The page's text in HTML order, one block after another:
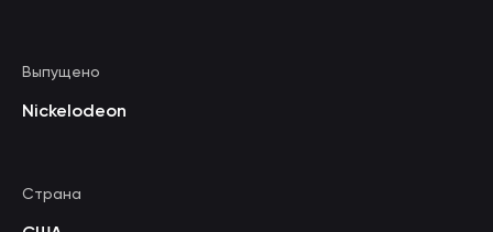
Выпущено
Nickelodeon
Страна